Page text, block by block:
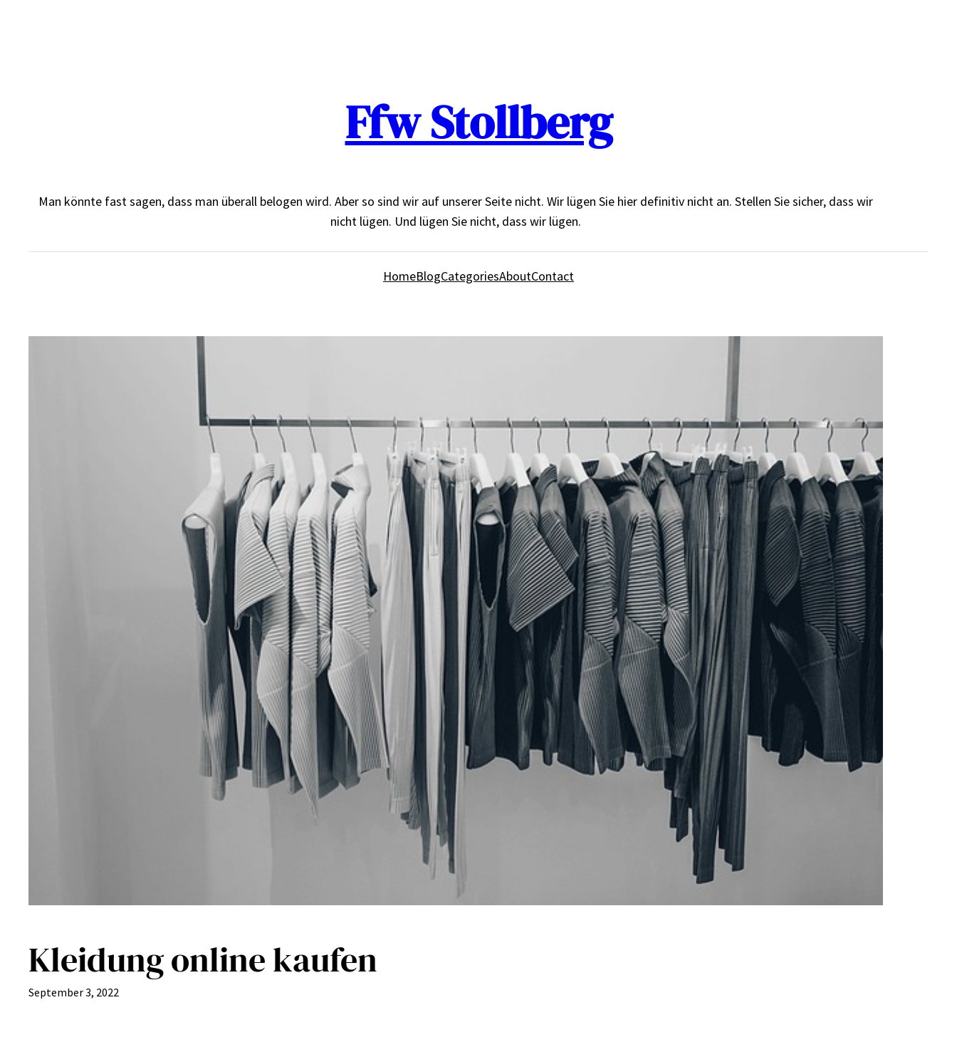
Ffw Stollberg
Man könnte fast sagen, dass man überall belogen wird. Aber so sind wir auf unserer Seite nicht. Wir lügen Sie hier definitiv nicht an. Stellen Sie sicher, dass wir
nicht lügen. Und lügen Sie nicht, dass wir lügen.
HomeBlogCategoriesAboutContact
Kleidung online kaufen
September 3, 2022